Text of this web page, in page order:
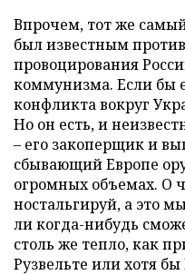
Впрочем, тот же
был известным
провоцирования
коммунизма. Если бы
конфликта вокруг
Но он есть, и
– его закоперщик и
сбывающий Европе
огромных объемах. О
ностальгируй, а это
ли когда-нибудь
столь же тепло, как
Рузвельте или хотя